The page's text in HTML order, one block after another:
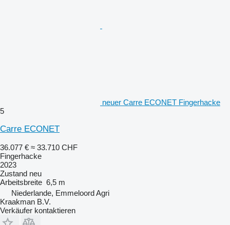
neuer Carre ECONET Fingerhacke
5
Carre ECONET
36.077 € ≈ 33.710 CHF
Fingerhacke
2023
Zustand neu
Arbeitsbreite 6,5 m
Niederlande, Emmeloord Agri
Kraakman B.V.
Verkäufer kontaktieren